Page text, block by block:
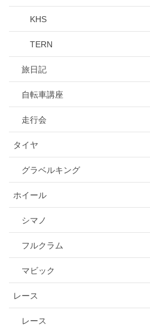
KHS
TERN
旅日記
自転車講座
走行会
タイヤ
グラベルキング
ホイール
シマノ
フルクラム
マビック
レース
レース